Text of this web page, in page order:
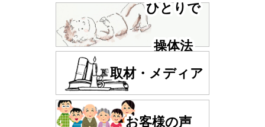
ひとりで
操体法
取材・メディア
お客様の声